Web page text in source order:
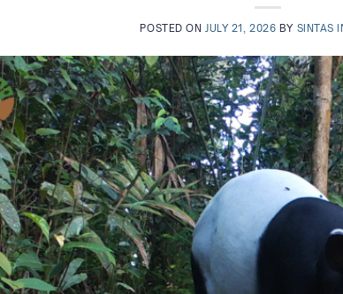
POSTED ON JULY 21, 2026 BY SINTAS